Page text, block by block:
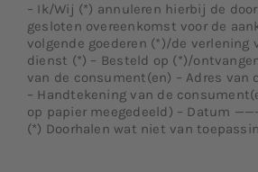
– Ik/Wij (*) annuleren hierbij de
gesloten overeenkomst voor de
volgende goederen (*)/de verlening
dienst (*) – Besteld op (*)/
van de consument(en) – Adres van
– Handtekening van de
op papier meegedeeld) – Datum
(*) Doorhalen wat niet van